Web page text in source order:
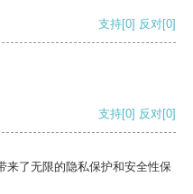
支持[0] 反对[0]
支持[0] 反对[0]
来了无限的隐私保护和安全性保